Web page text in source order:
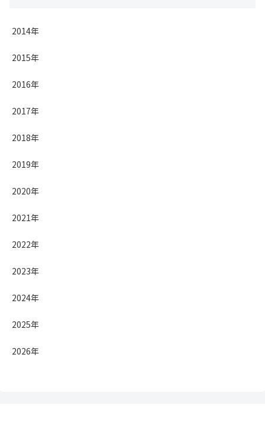
2014年
2015年
2016年
2017年
2018年
2019年
2020年
2021年
2022年
2023年
2024年
2025年
2026年